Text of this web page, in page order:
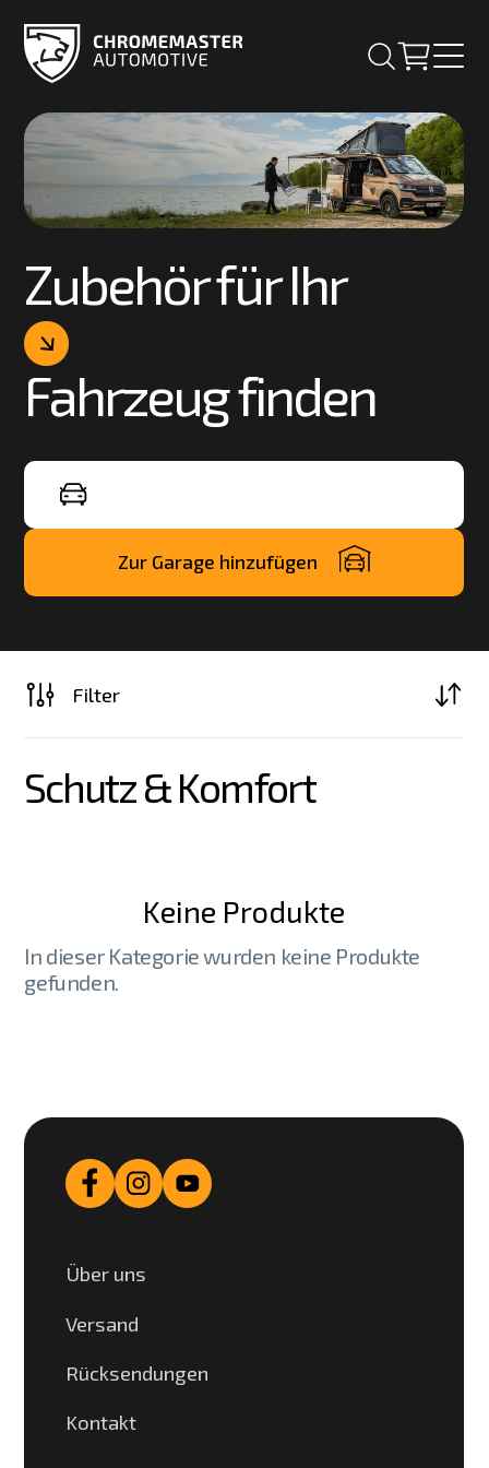
Zubehör für Ihr
Fahrzeug finden
Zur Garage hinzufügen
Filter
Schutz & Komfort
Keine Produkte
In dieser Kategorie wurden keine Produkte
gefunden.
Über uns
Versand
Rücksendungen
Kontakt